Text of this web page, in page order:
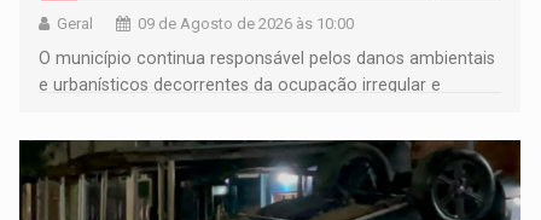
Geral 09 de Agosto de 2026 às 10:00
O município continua responsável pelos danos ambientais
e urbanísticos decorrentes da ocupação irregular e